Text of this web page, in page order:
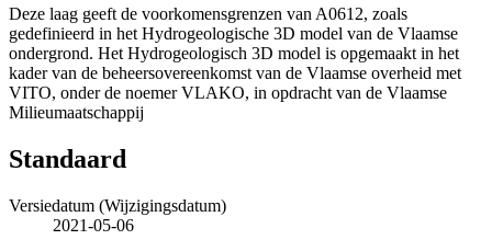
Deze laag geeft de voorkomensgrenzen van A0612, zoals
gedefinieerd in het Hydrogeologische 3D model van de Vlaamse
ondergrond. Het Hydrogeologisch 3D model is opgemaakt in het
kader van de beheersovereenkomst van de Vlaamse overheid met
VITO, onder de noemer VLAKO, in opdracht van de Vlaamse
Milieumaatschappij
Standaard
Versiedatum (Wijzigingsdatum)
2021-05-06